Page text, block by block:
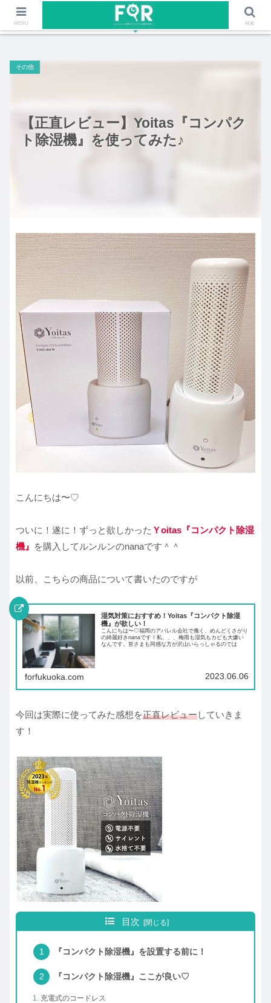
ファッションや福岡のワクワクする情報を発信！！
【正直レビュー】Yoitas『コンパク
ト除湿機』を使ってみた♪
その他
こんにちは〜♡
ついに！遂に！ずっと欲しかった Ｙoitas『コンパクト除湿
機』 を購入してルンルンのnanaです＾＾
以前、こちらの商品について書いたのですが
湿気対策におすすめ！Yoitas『コンパクト除湿
機』が欲しい！
こんにちは〜♡福岡のアパレル会社で働く、めんどくさがり
の綺麗好きnanaです！私、、、梅雨も湿気もカビも大嫌い
なんです。皆さまも同感な方が沢山いらっしゃるのでは
forfukuoka.com 2023.06.06
今回は実際に使ってみた感想を正直レビューしていきま
す！
目次
『コンパクト除湿機』を設置する前に！
『コンパクト除湿機』ここが良い♡
充電式のコードレス
MENU 検索